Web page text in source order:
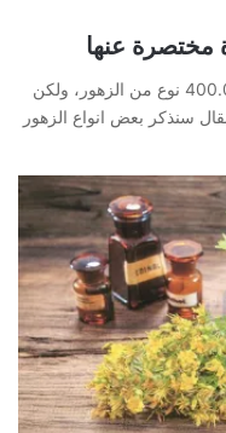
مختصرة عنها
يحتوي كوكب الأرض على ما يقرب من 400.000 نوع من الزهور، ولكن
سنذكر بعض انواع الزهور